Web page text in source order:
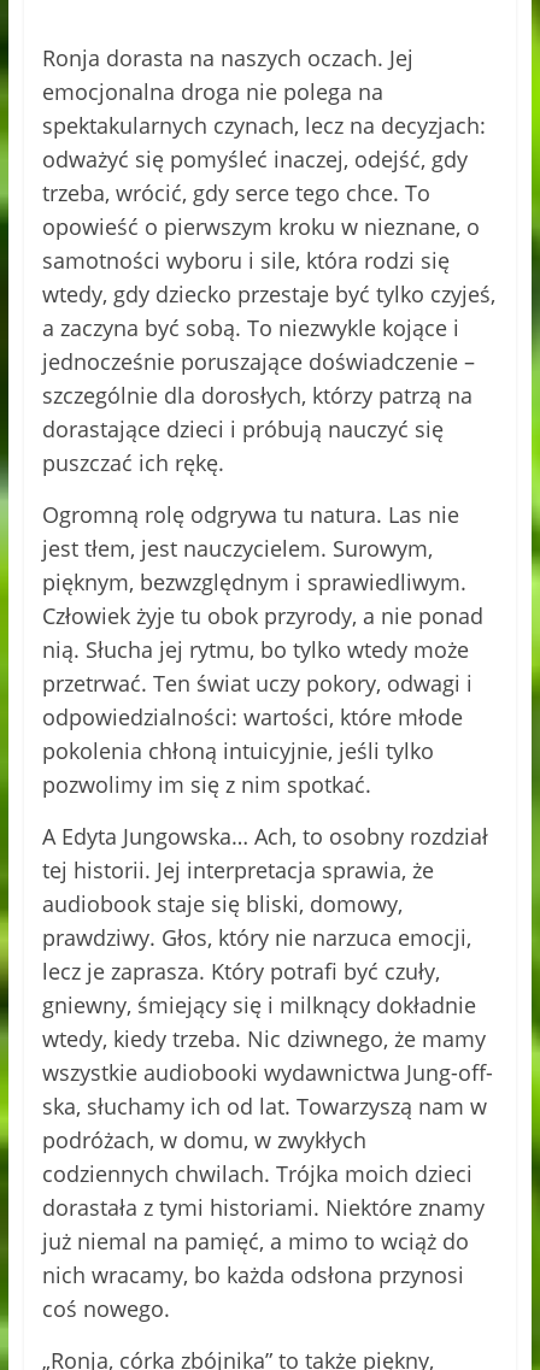
Ronja dorasta na naszych oczach. Jej
emocjonalna droga nie polega na
spektakularnych czynach, lecz na decyzjach:
odważyć się pomyśleć inaczej, odejść, gdy
trzeba, wrócić, gdy serce tego chce. To
opowieść o pierwszym kroku w nieznane, o
samotności wyboru i sile, która rodzi się
wtedy, gdy dziecko przestaje być tylko czyjeś,
a zaczyna być sobą. To niezwykle kojące i
jednocześnie poruszające doświadczenie –
szczególnie dla dorosłych, którzy patrzą na
dorastające dzieci i próbują nauczyć się
puszczać ich rękę.
Ogromną rolę odgrywa tu natura. Las nie
jest tłem, jest nauczycielem. Surowym,
pięknym, bezwzględnym i sprawiedliwym.
Człowiek żyje tu obok przyrody, a nie ponad
nią. Słucha jej rytmu, bo tylko wtedy może
przetrwać. Ten świat uczy pokory, odwagi i
odpowiedzialności: wartości, które młode
pokolenia chłoną intuicyjnie, jeśli tylko
pozwolimy im się z nim spotkać.
A Edyta Jungowska… Ach, to osobny rozdział
tej historii. Jej interpretacja sprawia, że
audiobook staje się bliski, domowy,
prawdziwy. Głos, który nie narzuca emocji,
lecz je zaprasza. Który potrafi być czuły,
gniewny, śmiejący się i milknący dokładnie
wtedy, kiedy trzeba. Nic dziwnego, że mamy
wszystkie audiobooki wydawnictwa Jung-off-
ska, słuchamy ich od lat. Towarzyszą nam w
podróżach, w domu, w zwykłych
codziennych chwilach. Trójka moich dzieci
dorastała z tymi historiami. Niektóre znamy
już niemal na pamięć, a mimo to wciąż do
nich wracamy, bo każda odsłona przynosi
coś nowego.
„Ronja, córka zbójnika” to także piękny,